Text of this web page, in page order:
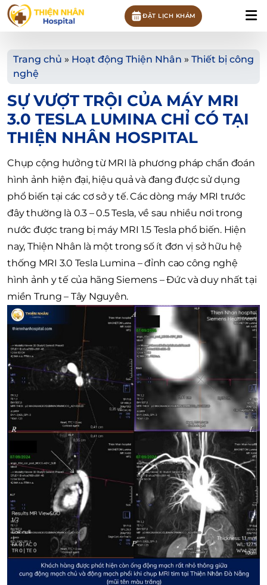
ĐẶT LỊCH KHÁM
Trang chủ » Hoạt động Thiện Nhân » Thiết bị công
nghệ
SỰ VƯỢT TRỘI CỦA MÁY MRI
3.0 TESLA LUMINA CHỈ CÓ TẠI
THIỆN NHÂN HOSPITAL
Chụp cộng hưởng từ MRI là phương pháp chẩn đoán
hình ảnh hiện đại, hiệu quả và đang được sử dụng
phổ biến tại các cơ sở y tế. Các dòng máy MRI trước
đây thường là 0.3 – 0.5 Tesla, về sau nhiều nơi trong
nước được trang bị máy MRI 1.5 Tesla phổ biến. Hiện
nay, Thiện Nhân là một trong số ít đơn vị sở hữu hệ
thống MRI 3.0 Tesla Lumina – đỉnh cao công nghệ
hình ảnh y tế của hãng Siemens – Đức và duy nhất tại
miền Trung – Tây Nguyên.